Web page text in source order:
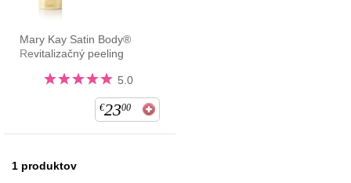
Mary Kay Satin Body®
Revitalizačný peeling
5.0
€2300
1 produktov